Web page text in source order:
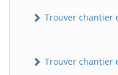
Trouver chantier
Trouver chantier